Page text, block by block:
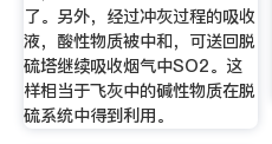
了。另外，经过冲灰过程的吸收
液，酸性物质被中和，可送回脱
硫塔继续吸收烟气中SO2。这
样相当于飞灰中的碱性物质在脱
硫系统中得到利用。